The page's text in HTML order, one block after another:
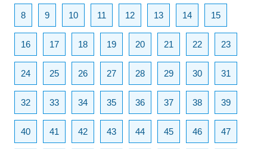
8 9 10 11 12 13 14 15
16 17 18 19 20 21 22 23
24 25 26 27 28 29 30 31
32 33 34 35 36 37 38 39
40 41 42 43 44 45 46 47